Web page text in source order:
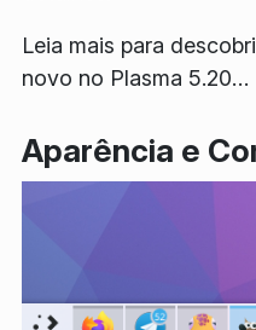
Leia mais para
novo no Plasma 5.20…
Aparência e